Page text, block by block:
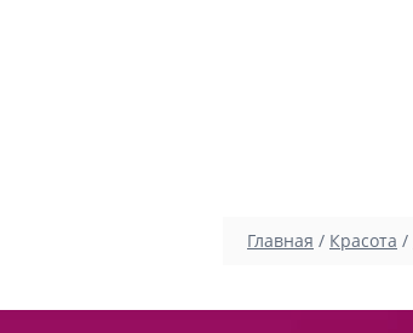
Главная / Красота /